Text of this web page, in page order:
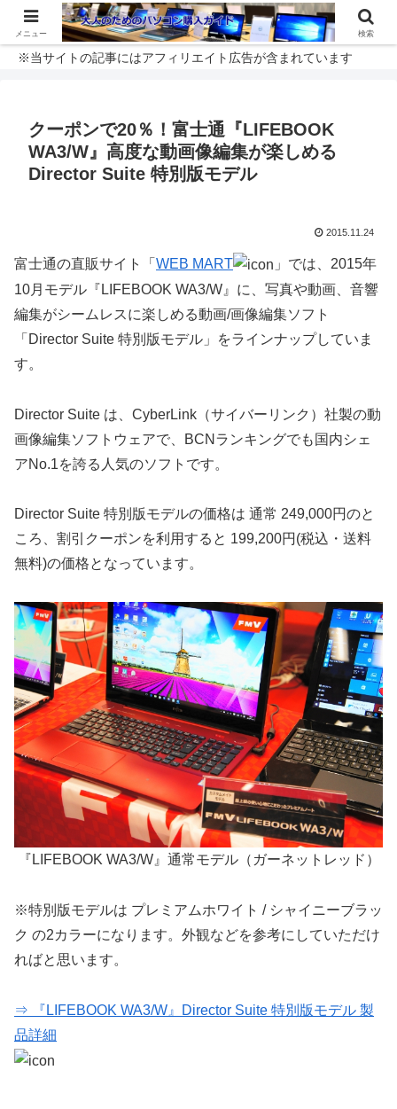
※当サイトの記事にはアフィリエイト広告が含まれています
クーポンで20％！富士通『LIFEBOOK
WA3/W』高度な動画像編集が楽しめる
Director Suite 特別版モデル
2015.11.24
富士通の直販サイト「 WEB MART
」では、2015年
10月モデル『LIFEBOOK WA3/W』に、写真や動画、音響
編集がシームレスに楽しめる動画/画像編集ソフト
「Director Suite 特別版モデル」をラインナップしていま
す。
Director Suite は、CyberLink（サイバーリンク）社製の動
画像編集ソフトウェアで、BCNランキングでも国内シェ
アNo.1を誇る人気のソフトです。
Director Suite 特別版モデルの価格は 通常 249,000円のと
ころ、割引クーポンを利用すると 199,200円(税込・送料
無料)の価格となっています。
『LIFEBOOK WA3/W』通常モデル（ガーネットレッド）
※特別版モデルは プレミアムホワイト / シャイニーブラッ
ク の2カラーになります。外観などを参考にしていただけ
ればと思います。
⇒ 『LIFEBOOK WA3/W』Director Suite 特別版モデル 製
品詳細
メニュー 検索